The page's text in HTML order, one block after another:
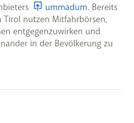
der
Masterplan
und die
Aktionsprogramm
Mobilität und
ummadum. Bereits
Tirol nutzen Mitfahrbörsen,
entgegenzuwirken und
in der Bevölkerung zu